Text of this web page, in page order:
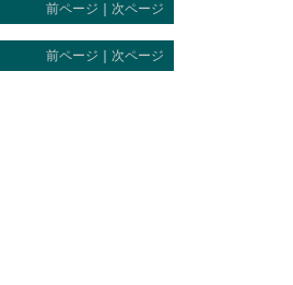
前ページ 次ページ
前ページ ｜ 次ページ